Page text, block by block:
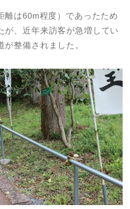
離は60m程度）であったため
が、近年来訪客が急増してい
整備されました。